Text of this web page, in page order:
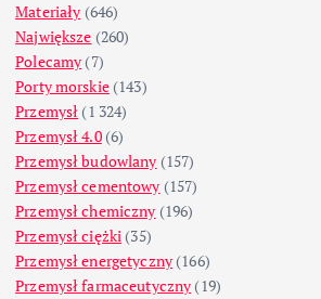
Materiały (646)
Największe (260)
Polecamy (7)
Porty morskie(143)
Przemysł (1 324)
Przemysł 4.0(6)
Przemysł budowlany (157)
Przemysł cementowy (157)
Przemysł chemiczny (196)
Przemysł ciężki (35)
Przemysł energetyczny (166)
Przemysł farmaceutyczny (19)